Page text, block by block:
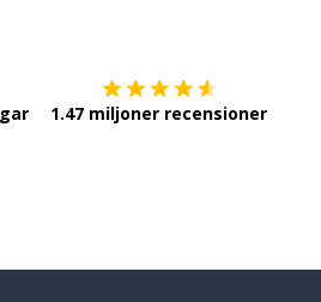
1.47 miljoner recensioner